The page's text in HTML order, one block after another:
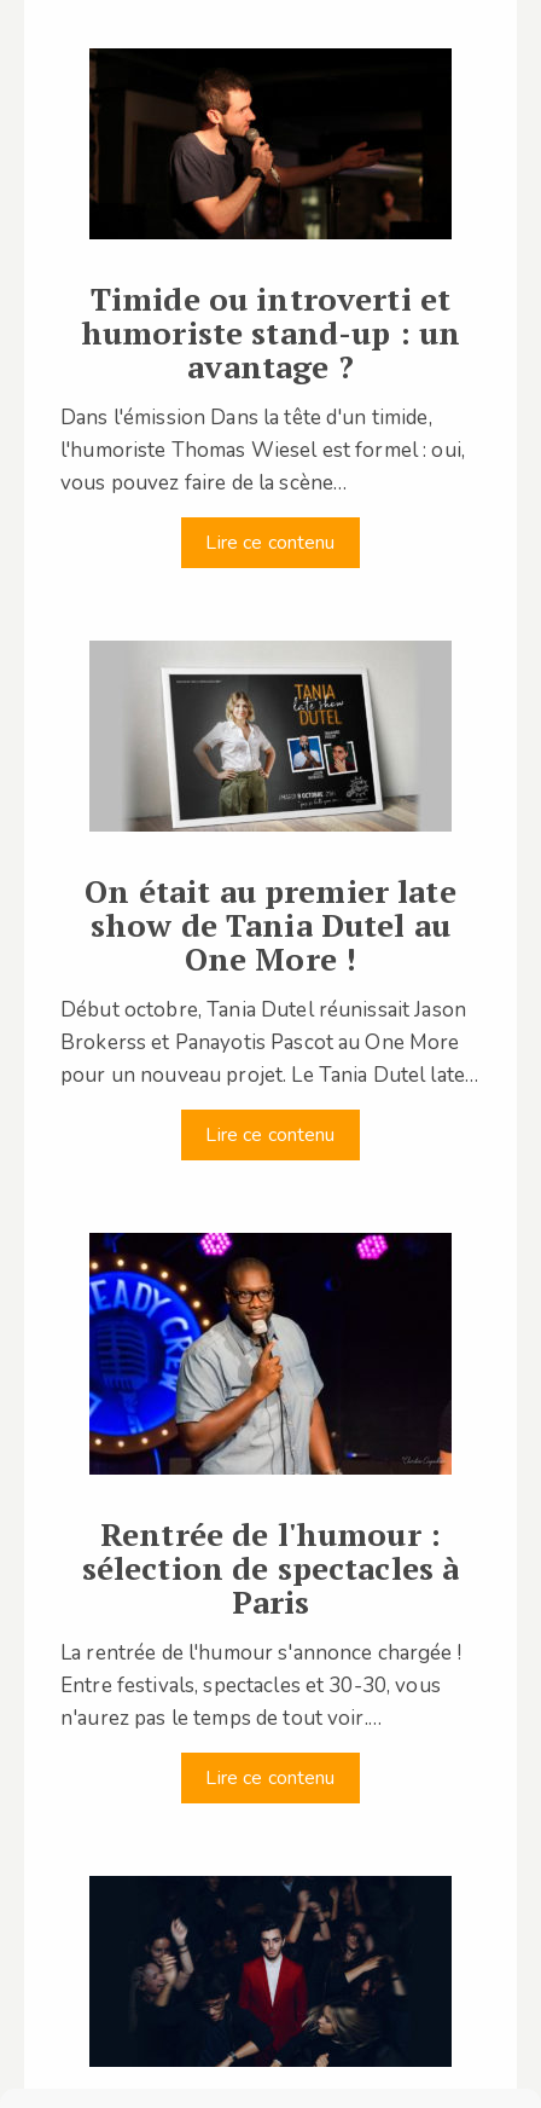
Timide ou introverti et
humoriste stand-up : un
avantage ?
Dans l'émission Dans la tête d'un timide,
l'humoriste Thomas Wiesel est formel : oui,
vous pouvez faire de la scène…
Lire ce contenu
On était au premier late
show de Tania Dutel au
One More !
Début octobre, Tania Dutel réunissait Jason
Brokerss et Panayotis Pascot au One More
pour un nouveau projet. Le Tania Dutel late…
Lire ce contenu
Rentrée de l'humour :
sélection de spectacles à
Paris
La rentrée de l'humour s'annonce chargée !
Entre festivals, spectacles et 30-30, vous
n'aurez pas le temps de tout voir.…
Lire ce contenu